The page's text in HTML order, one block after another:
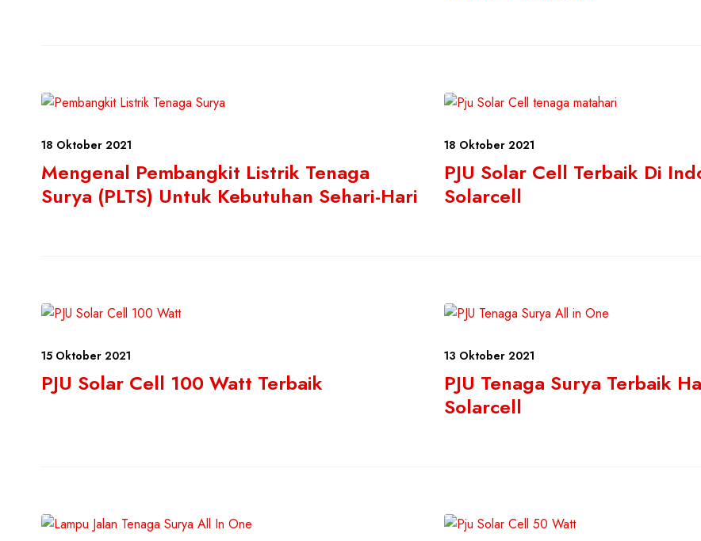
18 Oktober 2021
Mengenal Pembangkit Listrik Tenaga
Surya (PLTS) Untuk Kebutuhan Sehari-Hari
18 Oktober 2021
PJU Solar Cell Terbaik Di
Solarcell
15 Oktober 2021
PJU Solar Cell 100 Watt Terbaik
13 Oktober 2021
PJU Tenaga Surya Terbaik
Solarcell